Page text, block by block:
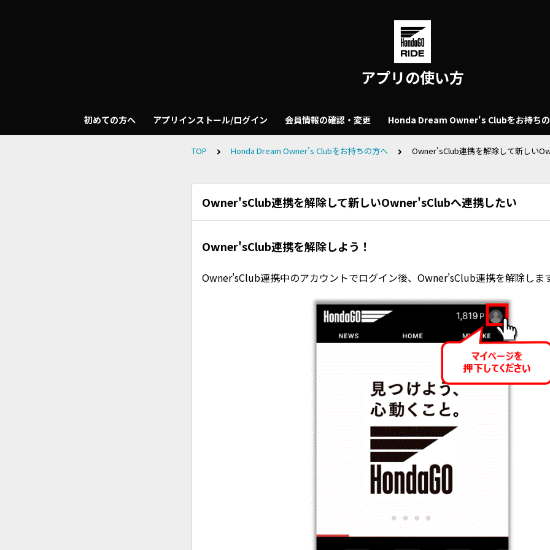
アプリの使い方
初めての方へ アプリインストール/ログイン 会員情報の確認・変更 Honda Dream Owner's Clubをお持ち
TOP Honda Dream Owner's Clubをお持ちの方へ Owner'sClub連携を解除して新しい
Owner'sClub連携を解除して新しいOwner'sClubへ連携したい
Owner'sClub連携を解除しよう！
Owner'sClub連携中のアカウントでログイン後、Owner'sClub連携を解除しま